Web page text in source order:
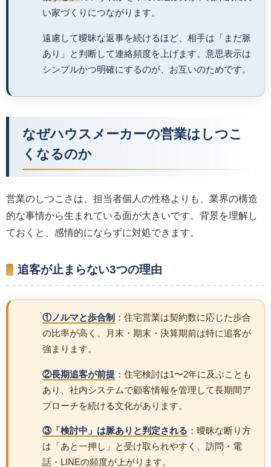
い家づくりにつながります。
遠慮して曖昧な返事を続けるほど、相手は「まだ脈
あり」と判断して連絡頻度を上げます。意思表示は
シンプルかつ明確にするのが、お互いのためです。
なぜハウスメーカーの営業はしつこ
くなるのか
営業のしつこさは、担当者個人の性格よりも、業界の構造
的な事情から生まれている面が大きいです。背景を理解し
ておくと、感情的にならずに対処できます。
追客が止まらない3つの理由
①ノルマと歩合制 ：住宅営業は契約数に応じた歩合
の比率が高く、月末・期末・決算期前は特に追客が
強まります。
②長期追客が前提 ：住宅検討は1〜2年に及ぶことも
あり、社内システムで顧客情報を管理して長期間ア
プローチを続ける文化があります。
③「検討中」は脈ありと判定される ：曖昧な断り方
は「あと一押し」と受け取られやすく、訪問・電
話・LINEの頻度が上がります。